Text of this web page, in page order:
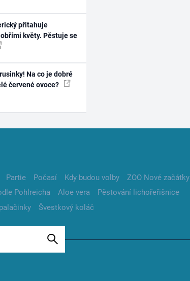
přitahuje
květy. Pěstuje se
Na co je dobré
červené ovoce?
Partie Počasí Kdy budou volby
ZOO Nové začátky
Pohlreicha Aloe vera
Pěstování lichořeřišnice
Švestkový koláč